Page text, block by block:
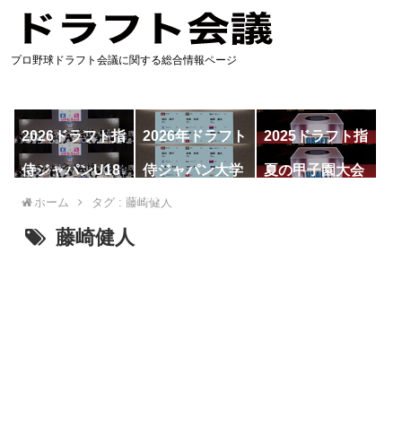
プロ野球ドラフト会議に関する総合情報ページ
2026ドラフト指
名予想
2026年ドラフト
候補
2025ドラフト指
名一覧
侍ジャパンU18
代表
侍ジャパン大学
代表
夏の甲子園大会
ホーム タグ : 藤崎健人
藤崎健人